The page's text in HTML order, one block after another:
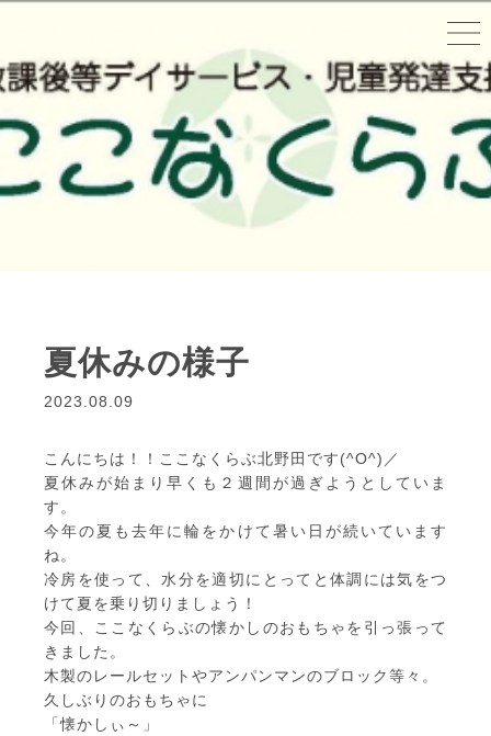
夏休みの様子
2023.08.09
こんにちは！！ここなくらぶ北野田です(^O^)／
夏休みが始まり早くも２週間が過ぎようとしていま
す。
今年の夏も去年に輪をかけて暑い日が続いています
ね。
冷房を使って、水分を適切にとってと体調には気をつ
けて夏を乗り切りましょう！
今回、ここなくらぶの懐かしのおもちゃを引っ張って
きました。
木製のレールセットやアンパンマンのブロック等々。
久しぶりのおもちゃに
「懐かしぃ～」